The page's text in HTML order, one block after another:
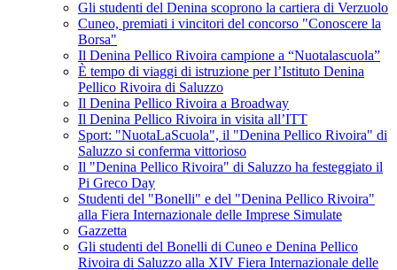
Gli studenti del Denina scoprono la cartiera di Verzuolo
Cuneo, premiati i vincitori del concorso "Conoscere la
Borsa"
Il Denina Pellico Rivoira campione a “Nuotalascuola”
È tempo di viaggi di istruzione per l’Istituto Denina
Pellico Rivoira di Saluzzo
Il Denina Pellico Rivoira a Broadway
Il Denina Pellico Rivoira in visita all’ITT
Sport: "NuotaLaScuola", il "Denina Pellico Rivoira" di
Saluzzo si conferma vittorioso
Il "Denina Pellico Rivoira" di Saluzzo ha festeggiato il
Pi Greco Day
Studenti del "Bonelli" e del "Denina Pellico Rivoira"
alla Fiera Internazionale delle Imprese Simulate
Gazzetta
Gli studenti del Bonelli di Cuneo e Denina Pellico
Rivoira di Saluzzo alla XIV Fiera Internazionale delle